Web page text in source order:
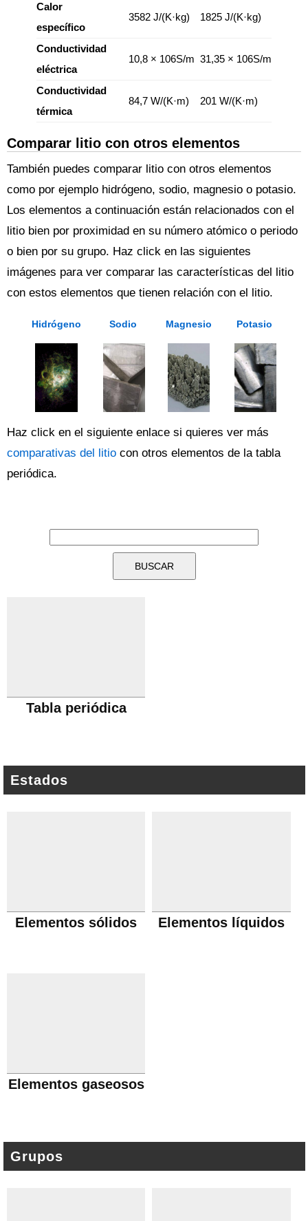
Calor
específico
3582 J/(K·kg) 1825 J/(K·kg)
Conductividad
eléctrica
10,8 × 106S/m 31,35 × 106S/m
Conductividad
térmica
84,7 W/(K·m) 201 W/(K·m)
Comparar litio con otros elementos
También puedes comparar litio con otros elementos
como por ejemplo hidrógeno, sodio, magnesio o potasio.
Los elementos a continuación están relacionados con el
litio bien por proximidad en su número atómico o periodo
o bien por su grupo. Haz click en las siguientes
imágenes para ver comparar las características del litio
con estos elementos que tienen relación con el litio.
Hidrógeno Sodio Magnesio Potasio
Haz click en el siguiente enlace si quieres ver más
comparativas del litio con otros elementos de la tabla
periódica.
Tabla periódica
Estados
Elementos sólidos Elementos líquidos
Elementos gaseosos
Grupos